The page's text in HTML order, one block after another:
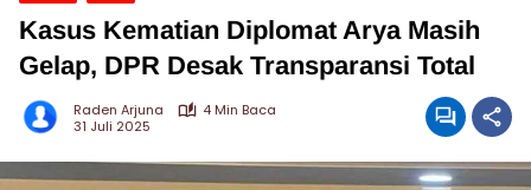
Kasus Kematian Diplomat Arya Masih
Gelap, DPR Desak Transparansi Total
Raden Arjuna
4 Min Baca
31 Juli 2025